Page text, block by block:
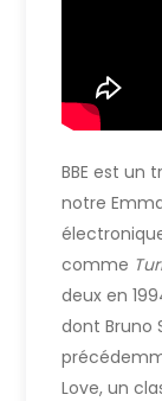
BBE est un
notre
comme
deux en
dont Bruno
Love, un